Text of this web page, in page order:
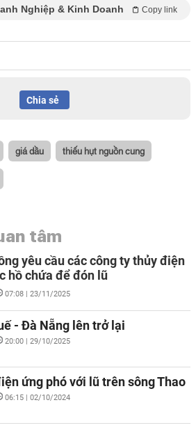
Nghiệp & Kinh Doanh Copy link
Chia sẻ
giá dầu thiếu hụt nguồn cung
tâm
yêu cầu các công ty thủy điện
hồ chứa để đón lũ
07:08 | 23/11/2025
- Đà Nẵng lên trở lại
20:00 | 29/10/2025
ứng phó với lũ trên sông Thao
06:15 | 02/10/2024